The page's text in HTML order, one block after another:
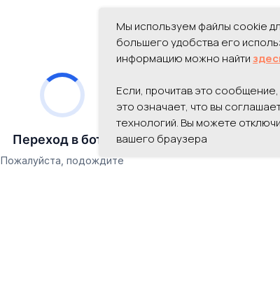
Переход в бот...
Пожалуйста, подождите
Мы используем файлы cookie
большего удобства его
информацию можно найти
Если, прочитав это
это означает, что вы
технологий. Вы можете
вашего браузера